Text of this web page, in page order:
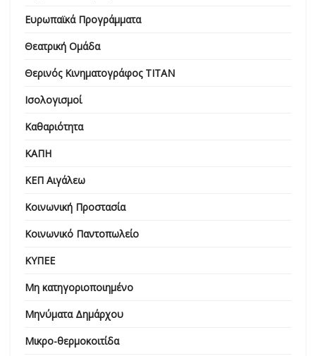
Ευρωπαϊκά Προγράμματα
Θεατρική Ομάδα
Θερινός Κινηματογράφος ΤΙΤΑΝ
Ισολογισμοί
Καθαριότητα
ΚΑΠΗ
ΚΕΠ Αιγάλεω
Κοινωνική Προστασία
Κοινωνικό Παντοπωλείο
ΚΥΠΕΕ
Μη κατηγοριοποιημένο
Μηνύματα Δημάρχου
Μικρο-θερμοκοιτίδα